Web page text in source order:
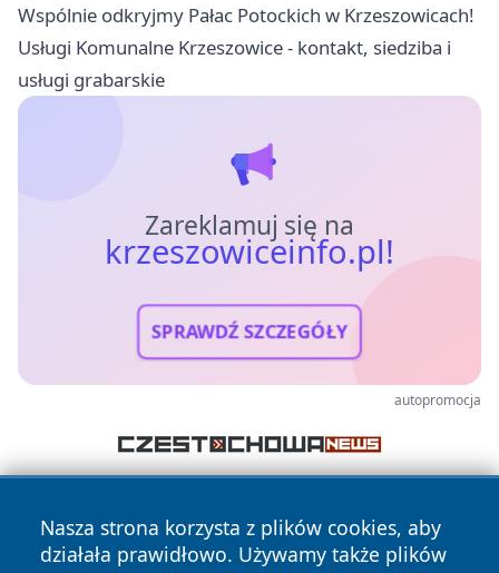
Wspólnie odkryjmy Pałac Potockich w Krzeszowicach!
Usługi Komunalne Krzeszowice - kontakt, siedziba i
usługi grabarskie
Zareklamuj się na
krzeszowiceinfo.pl!
SPRAWDŹ SZCZEGÓŁY
autopromocja
Nasza strona korzysta z plików cookies, aby
działała prawidłowo. Używamy także plików